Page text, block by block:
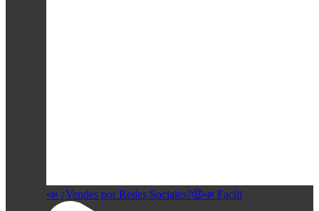
📣 ¿Vendes por Redes Sociales?🤑📣 Facili